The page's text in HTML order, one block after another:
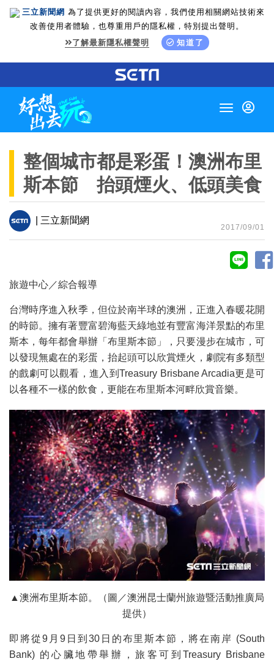
三立新聞網 為了提供更好的閱讀內容，我們使用相關網站技術來
改善使用者體驗，也尊重用戶的隱私權，特別提出聲明。
了解最新隱私權聲明
知道了
Toggle
整個城市都是彩蛋！澳洲布里
斯本節 抬頭煙火、低頭美食
| 三立新聞網
2017/09/01
旅遊中心／綜合報導
台灣時序進入秋季，但位於南半球的澳洲，正進入春暖花開
的時節。擁有著豐富碧海藍天綠地並有豐富海洋景點的布里
斯本，每年都會舉辦「布里斯本節」，只要漫步在城市，可
以發現無處在的彩蛋，抬起頭可以欣賞煙火，劇院有多類型
的戲劇可以觀看，進入到Treasury Brisbane Arcadia更是可
以各種不一樣的飲食，更能在布里斯本河畔欣賞音樂。
▲澳洲布里斯本節。（圖／澳洲昆士蘭州旅遊暨活動推廣局
提供）
即將從9月9日到30日的布里斯本節，將在南岸 (South
Bank) 的心臟地帶舉辦，旅客可到Treasury Brisbane